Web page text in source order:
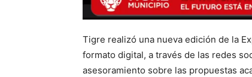
Tigre realizó una nueva edición de la
formato digital, a través de las redes
asesoramiento sobre las propuestas